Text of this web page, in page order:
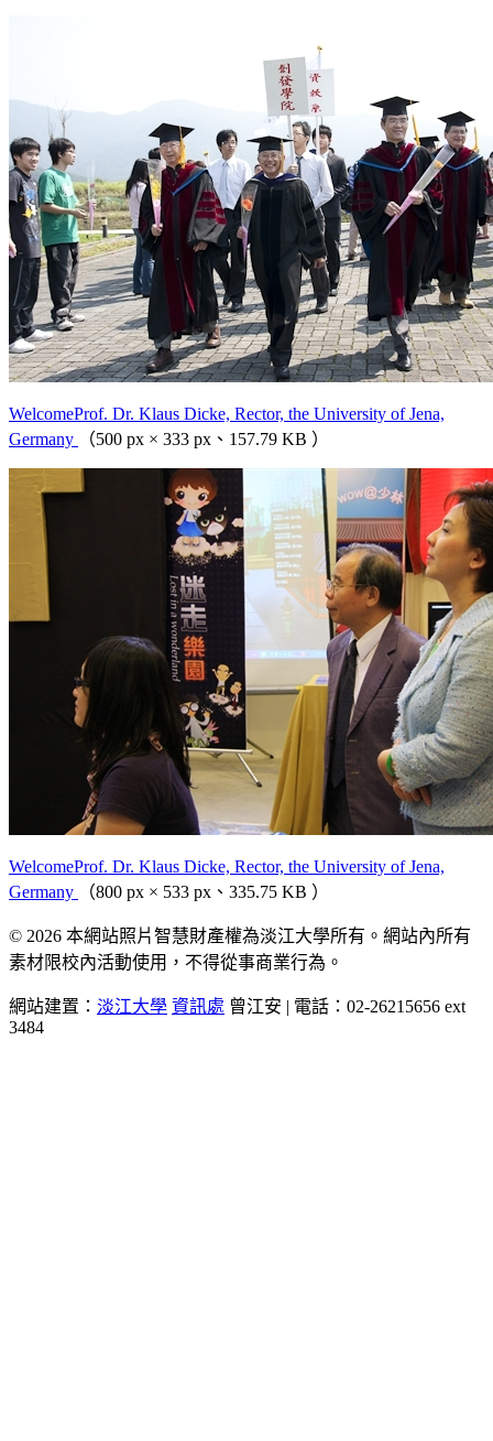
WelcomeProf. Dr. Klaus Dicke, Rector, the University of Jena,
Germany
（500 px × 333 px、157.79 KB ）
WelcomeProf. Dr. Klaus Dicke, Rector, the University of Jena,
Germany
（800 px × 533 px、335.75 KB ）
© 2026 本網站照片智慧財產權為淡江大學所有。網站內所有
素材限校內活動使用，不得從事商業行為。
網站建置： 淡江大學 資訊處 曾江安 | 電話：02-26215656 ext
3484